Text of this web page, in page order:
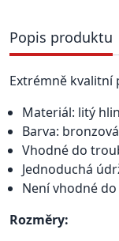
Popis produktu
Extrémně kvalitní
Materiál: litý
Barva: bronzová
Vhodné do
Jednoduchá
Není vhodné
Rozměry: